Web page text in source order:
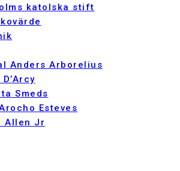
katolska stift
Anders Arborelius
Smeds
Esteves
Allen Jr